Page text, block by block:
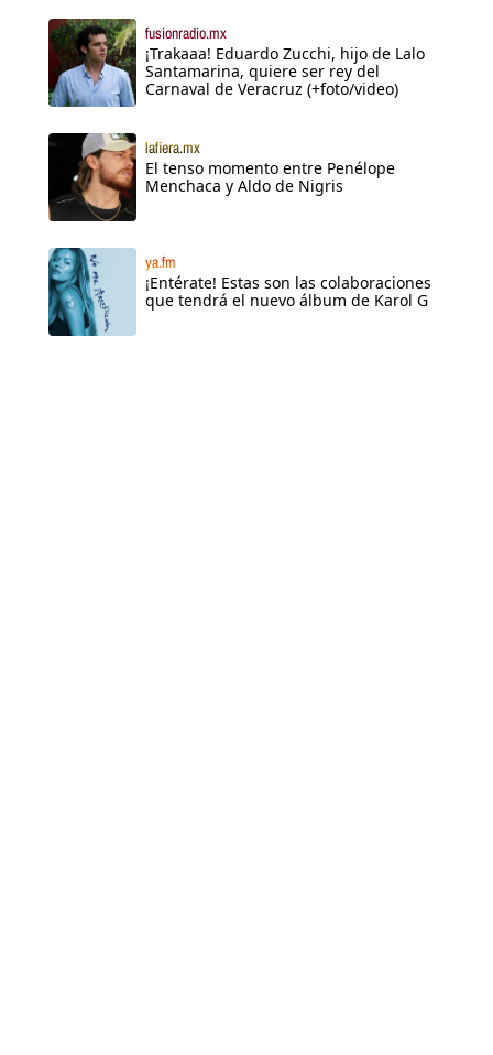
fusionradio.mx
¡Trakaaa! Eduardo Zucchi, hijo de Lalo
Santamarina, quiere ser rey del
Carnaval de Veracruz (+foto/video)
lafiera.mx
El tenso momento entre Penélope
Menchaca y Aldo de Nigris
ya.fm
¡Entérate! Estas son las colaboraciones
que tendrá el nuevo álbum de Karol G